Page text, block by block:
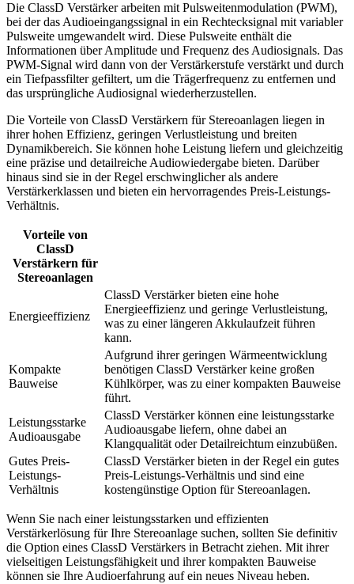
Die ClassD Verstärker arbeiten mit Pulsweitenmodulation (PWM),
bei der das Audioeingangssignal in ein Rechtecksignal mit variabler
Pulsweite umgewandelt wird. Diese Pulsweite enthält die
Informationen über Amplitude und Frequenz des Audiosignals. Das
PWM-Signal wird dann von der Verstärkerstufe verstärkt und durch
ein Tiefpassfilter gefiltert, um die Trägerfrequenz zu entfernen und
das ursprüngliche Audiosignal wiederherzustellen.
Die Vorteile von ClassD Verstärkern für Stereoanlagen liegen in
ihrer hohen Effizienz, geringen Verlustleistung und breiten
Dynamikbereich. Sie können hohe Leistung liefern und gleichzeitig
eine präzise und detailreiche Audiowiedergabe bieten. Darüber
hinaus sind sie in der Regel erschwinglicher als andere
Verstärkerklassen und bieten ein hervorragendes Preis-Leistungs-
Verhältnis.
Vorteile von
ClassD
Verstärkern für
Stereoanlagen
Energieeffizienz
ClassD Verstärker bieten eine hohe
Energieeffizienz und geringe Verlustleistung,
was zu einer längeren Akkulaufzeit führen
kann.
Kompakte
Bauweise
Aufgrund ihrer geringen Wärmeentwicklung
benötigen ClassD Verstärker keine großen
Kühlkörper, was zu einer kompakten Bauweise
führt.
Leistungsstarke
Audioausgabe
ClassD Verstärker können eine leistungsstarke
Audioausgabe liefern, ohne dabei an
Klangqualität oder Detailreichtum einzubüßen.
Gutes Preis-
Leistungs-
Verhältnis
ClassD Verstärker bieten in der Regel ein gutes
Preis-Leistungs-Verhältnis und sind eine
kostengünstige Option für Stereoanlagen.
Wenn Sie nach einer leistungsstarken und effizienten
Verstärkerlösung für Ihre Stereoanlage suchen, sollten Sie definitiv
die Option eines ClassD Verstärkers in Betracht ziehen. Mit ihrer
vielseitigen Leistungsfähigkeit und ihrer kompakten Bauweise
können sie Ihre Audioerfahrung auf ein neues Niveau heben.